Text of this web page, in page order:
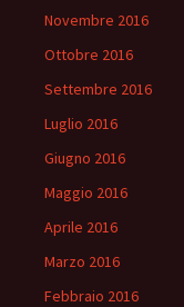
Novembre 2016
Ottobre 2016
Settembre 2016
Luglio 2016
Giugno 2016
Maggio 2016
Aprile 2016
Marzo 2016
Febbraio 2016